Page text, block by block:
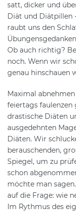
satt, dicker und
Diät und Diätpillen
raubt uns den
Ob auch richtig?
noch. Wenn wir
genau hinschauen
Maximal
feiertags
drastische Diäten
ausgedehnten
Diäten. Wir
berauschenden,
Spiegel, um zu
schon
möchte man
auf die Frage: wie
Im Rythmus des